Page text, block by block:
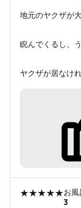
地元のヤクザが
睨んでくるし、
ヤクザが居なけ
★★★★★お風
3